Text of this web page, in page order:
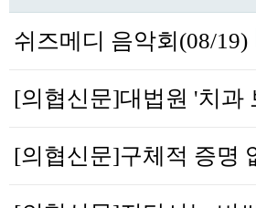
쉬즈메디 음악회(08/19)